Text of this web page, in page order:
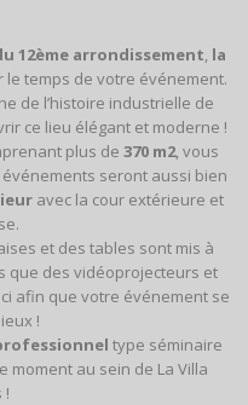
12ème arrondissement la
temps de votre événement.
de l’histoire industrielle de
ce lieu élégant et moderne !
plus de 370 m2, vous
événements seront aussi bien
avec la cour extérieure et
et des tables sont mis à
que des vidéoprojecteurs et
afin que votre événement se
!
type séminaire
moment au sein de La Villa
!